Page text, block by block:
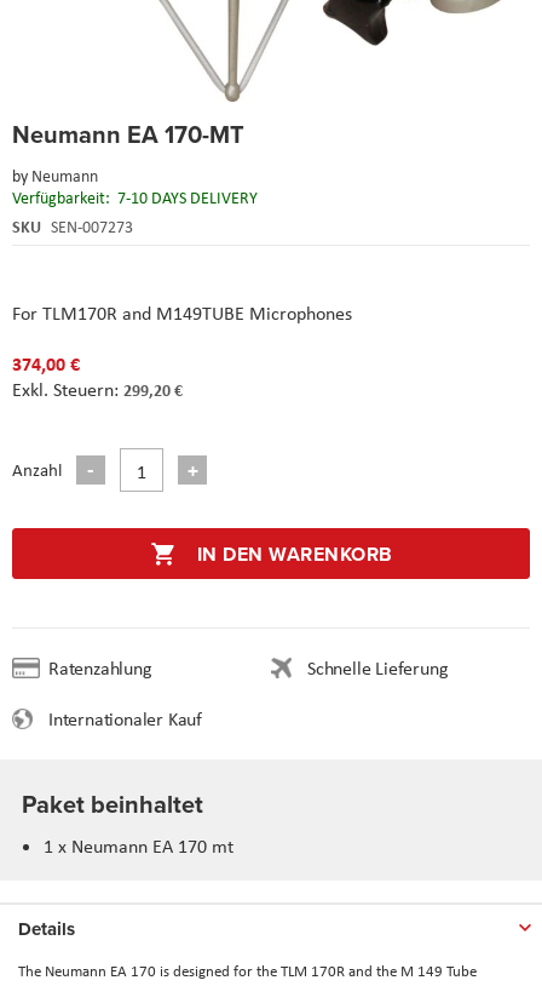
Neumann EA 170-MT
by Neumann
Verfügbarkeit: 7-10 DAYS DELIVERY
SKU SEN-007273
For TLM170R and M149TUBE Microphones
374,00 €
299,20 €
Anzahl
IN DEN WARENKORB
Ratenzahlung
Schnelle Lieferung
Internationaler Kauf
to
beginning
of
the
Paket beinhaltet
1 x Neumann EA 170 mt
Details
The Neumann EA 170 is designed for the TLM 170R and the M 149 Tube